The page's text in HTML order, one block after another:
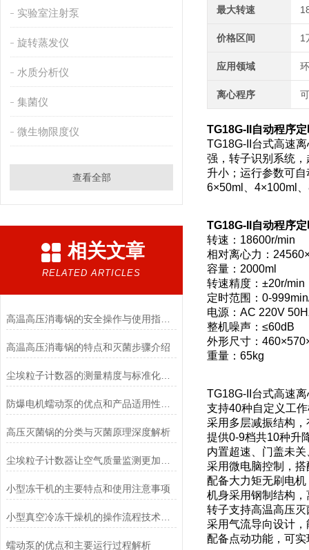
实验室注射泵
旋转蒸发仪
水质分析仪
集菌仪
微生物限度仪
查看全部
相关文章
RELATED ARTICLES
高温高压消毒锅的安全操作与使用指南说明
高温高压消毒锅的特点和灭菌步骤介绍
尘埃粒子计数器的测量精度与标准化方法
高压灭菌锅的分类与灭菌原理深度解析
小型冻干机的主要特点和使用注意事项
小型真空冷冻干燥机的操作流程技术详解
蠕动泵的优点和主要运行过程解析
最大转速
价格区间 1
应用领域
离心程序
TG18G-II 自动程序
TG18G-II台式高速
强，转子识别系统
升小；运行参数可
6×50ml、4×100ml
TG18G-II 自动程序
转速：18600r/min
相对离心力：
容量：2000ml
转速精度：±20r/min
定时范围：0-
电源：AC 220V
整机噪声：≤60dB
外形尺寸：
重量：65kg
TG18G-II台式高速
支持40种自定义工
采用多层减振结构
提供0-9档共10种升
内置超速、门盖未
采用微电脑控制，
配备大力矩无刷电
机身采用钢制结构
转子支持高温高压灭
采用气流导向设计
配备点动功能，可